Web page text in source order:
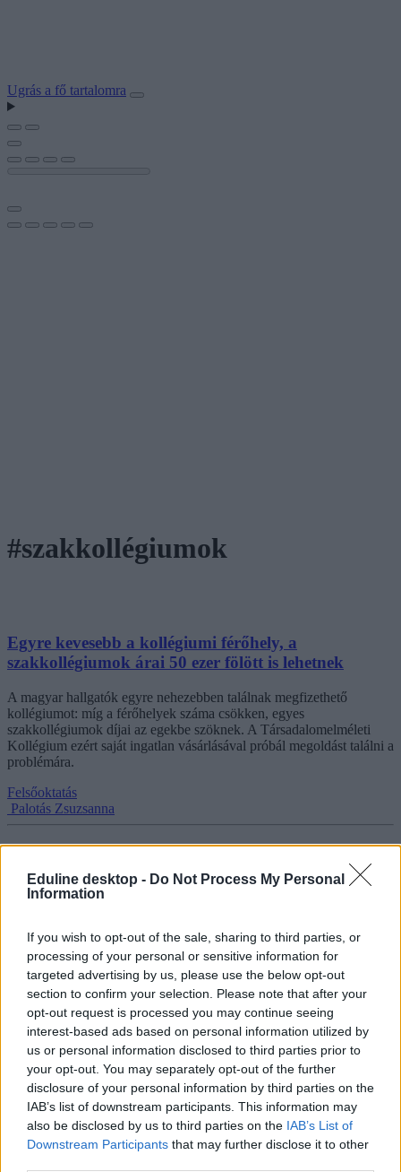
Eduline desktop - Do Not Process My Personal
Information
If you wish to opt-out of the sale, sharing to third parties, or
processing of your personal or sensitive information for
targeted advertising by us, please use the below opt-out
section to confirm your selection. Please note that after your
opt-out request is processed you may continue seeing
interest-based ads based on personal information utilized by
us or personal information disclosed to third parties prior to
your opt-out. You may separately opt-out of the further
disclosure of your personal information by third parties on the
IAB’s list of downstream participants. This information may
also be disclosed by us to third parties on the IAB’s List of
Downstream Participants that may further disclose it to other
Ugrás a fő tartalomra
#szakkollégiumok
Egyre kevesebb a kollégiumi férőhely, a
szakkollégiumok árai 50 ezer fölött is lehetnek
A magyar hallgatók egyre nehezebben találnak megfizethető
kollégiumot: míg a férőhelyek száma csökken, egyes
szakkollégiumok díjai az egekbe szöknek. A Társadalomelméleti
Kollégium ezért saját ingatlan vásárlásával próbál megoldást találni a
problémára.
Felsőoktatás
Palotás Zsuzsanna
Titkos társaságok az egyetemeken – ahol elnökök és
A legtöbb diákszervezet közösségépítő programokat, szakmai
előadásokat vagy bulikat kínál. De vannak olyan társaságok is,
amelyek titkos rituálékat, különleges kiválasztási szabályokat és
évszázados hagyományokat őriznek. Némelyikükből amerikai
elnökök és milliárdosok kerültek ki, mások vitakörökként írták be
magukat a történelembe.
Campus life
Rodler Lili